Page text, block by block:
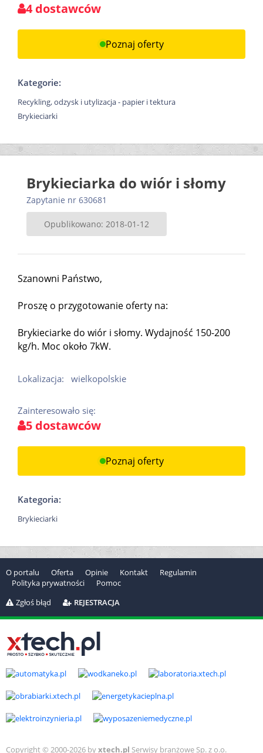
4 dostawców
Poznaj oferty
Kategorie:
Recykling, odzysk i utylizacja - papier i tektura
Brykieciarki
Brykieciarka do wiór i słomy
Zapytanie nr 630681
Opublikowano: 2018-01-12
Szanowni Państwo,
Proszę o przygotowanie oferty na:
Brykieciarke do wiór i słomy. Wydajność 150-200
kg/h. Moc około 7kW.
Lokalizacja: wielkopolskie
Zainteresowało się:
5 dostawców
Poznaj oferty
Kategoria:
Brykieciarki
O portalu Oferta Opinie Kontakt
Regulamin
Polityka prywatności
Pomoc
Zgłoś błąd
REJESTRACJA
Copyright © 2000-2026 byxtech.pl Serwisy branżowe Sp. z o.o.